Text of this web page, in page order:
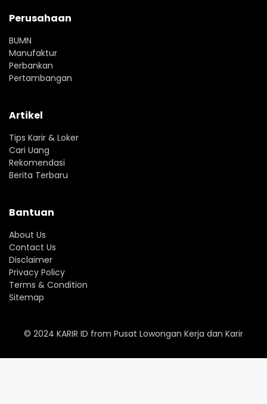
Perusahaan
BUMN
Manufaktur
Perbankan
Pertambangan
Artikel
Tips Karir & Loker
Cari Uang
Rekomendasi
Berita Terbaru
Bantuan
About Us
Contact Us
Disclaimer
Privacy Policy
Terms & Condition
Sitemap
© 2024 KARIR ID from Pusat Lowongan Kerja dan Karir